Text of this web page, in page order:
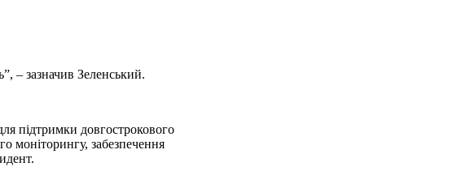
– зазначив Зеленський.
підтримки довгострокового
моніторингу, забезпечення